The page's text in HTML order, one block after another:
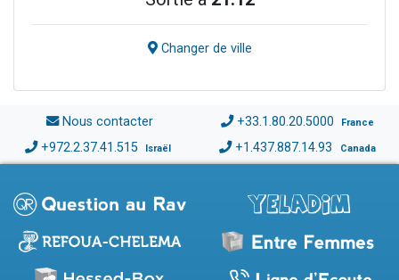
Changer de ville
Nous contacter +33.1.80.20.5000 France
+972.2.37.41.515 Israël +1.437.887.14.93 Canada